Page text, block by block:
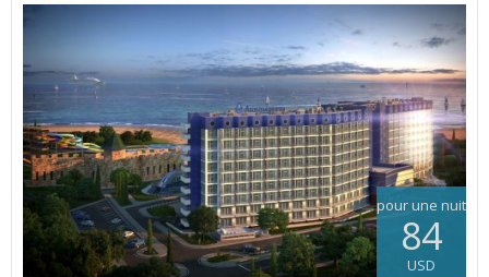
pour une nuit
84
USD